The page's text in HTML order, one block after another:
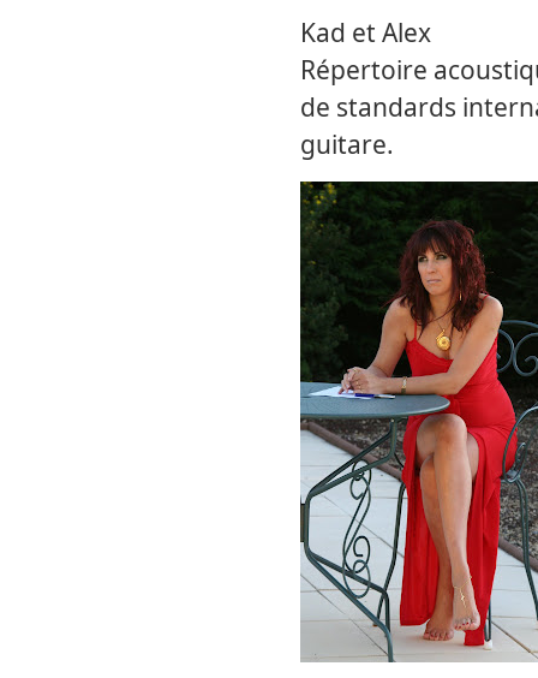
Kad et Alex
Répertoire
de standards
guitare.